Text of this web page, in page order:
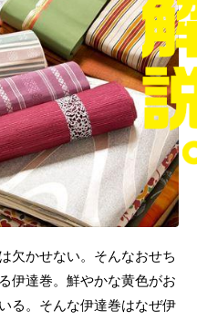
欠かせない。そんなおせち
伊達巻。鮮やかな黄色がお
る。そんな伊達巻はなぜ伊